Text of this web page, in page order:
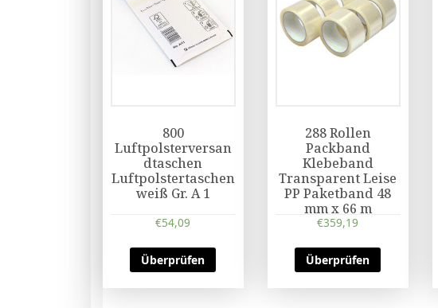
800
Luftpolsterversan
dtaschen
Luftpolstertaschen
weiß Gr. A 1
€54,09
Überprüfen
288 Rollen
Packband
Klebeband
Transparent Leise
PP Paketband 48
mm x 66 m
€359,19
Überprüfen